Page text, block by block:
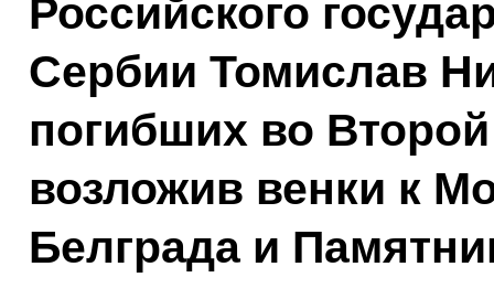
Российского
Сербии Томислав
погибших во
возложив венки к
Белграда и